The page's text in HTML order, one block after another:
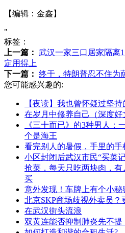
【编辑：金鑫】
"
标签：
上一篇： 武汉一家三口居家隔离
定用得上
下一篇： 终于，特朗普忍不住为
您可能感兴趣的:
【夜读】我也曾怀疑过坚持
在岁月中修养自己（深度好
《三十而已》的3种男人：
个是海王
看完别人的暑假，手里的
小区封闭后武汉市民“买菜
抢菜，每天只吃两块肉，
买
意外发现！车牌上有个小
北京SKP商场歧视外卖员？
在武汉街头流浪
双黄连能否抑制肺炎先不